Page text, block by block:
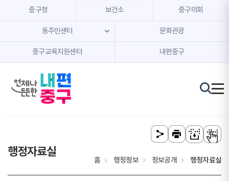
본문 내용 바로가기
주메뉴 바로가기
중구청 보건소 중구의회
동주민센터 문화관광
중구교육지원센터 내편중구
행정자료실
홈 행정정보 정보공개 행정자료실